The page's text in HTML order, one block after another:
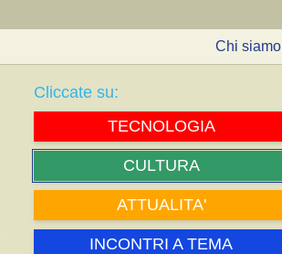
Chi siamo
Cliccate su:
TECNOLOGIA
CULTURA
ATTUALITA'
INCONTRI A TEMA